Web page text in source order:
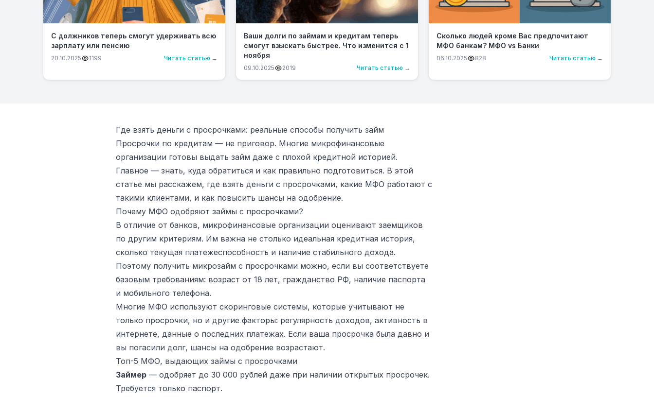
С должников теперь смогут удерживать всю
зарплату или пенсию
20.10.2025 1199 Читать статью →
Ваши долги по займам и кредитам теперь
смогут взыскать быстрее. Что изменится с 1
ноября
09.10.2025 2019 Читать статью →
Сколько людей кроме Вас предпочитают
МФО банкам? МФО vs Банки
06.10.2025 828 Читать статью →
Где взять деньги с просрочками: реальные способы получить займ
Просрочки по кредитам — не приговор. Многие микрофинансовые
организации готовы выдать займ даже с плохой кредитной историей.
Главное — знать, куда обратиться и как правильно подготовиться. В этой
статье мы расскажем, где взять деньги с просрочками, какие МФО работают с
такими клиентами, и как повысить шансы на одобрение.
Почему МФО одобряют займы с просрочками?
В отличие от банков, микрофинансовые организации оценивают заемщиков
по другим критериям. Им важна не столько идеальная кредитная история,
сколько текущая платежеспособность и наличие стабильного дохода.
Поэтому получить микрозайм с просрочками можно, если вы соответствуете
базовым требованиям: возраст от 18 лет, гражданство РФ, наличие паспорта
и мобильного телефона.
Многие МФО используют скоринговые системы, которые учитывают не
только просрочки, но и другие факторы: регулярность доходов, активность в
интернете, данные о последних платежах. Если ваша просрочка была давно и
вы погасили долг, шансы на одобрение возрастают.
Топ-5 МФО, выдающих займы с просрочками
Займер — одобряет до 30 000 рублей даже при наличии открытых просрочек.
Требуется только паспорт.